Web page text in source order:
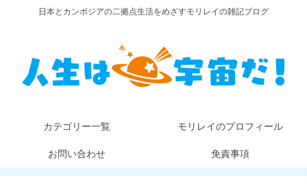
日本とカンボジアの二拠点生活をめざすモリレイの雑記ブログ
カテゴリー一覧 モリレイのプロフィール
お問い合わせ 免責事項